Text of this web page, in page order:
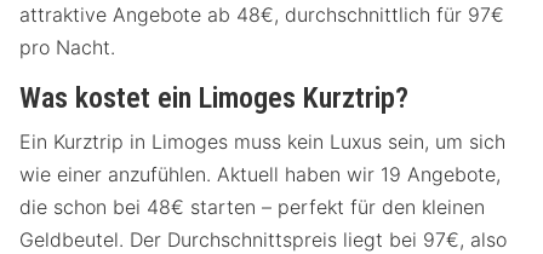
attraktive Angebote ab 48€, durchschnittlich für 97€
pro Nacht.
Was kostet ein Limoges Kurztrip?
Ein Kurztrip in Limoges muss kein Luxus sein, um sich
wie einer anzufühlen. Aktuell haben wir 19 Angebote,
die schon bei 48€ starten – perfekt für den kleinen
Geldbeutel. Der Durchschnittspreis liegt bei 97€, also